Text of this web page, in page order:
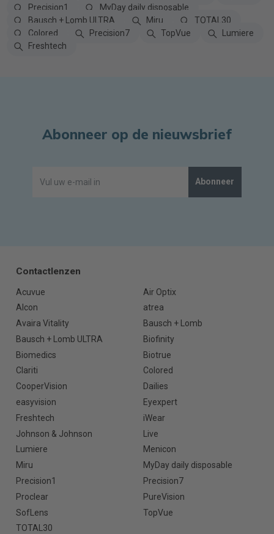
Precision1
MyDay daily disposable
Bausch + Lomb ULTRA
Miru
TOTAL30
Colored
Precision7 TopVue
Lumiere
Freshtech
Abonneer op de nieuwsbrief
Abonneer
Contactlenzen
Acuvue
Air Optix
Alcon
atrea
Avaira Vitality
Bausch + Lomb
Bausch + Lomb ULTRA
Biofinity
Biomedics
Biotrue
Clariti
Colored
CooperVision
Dailies
easyvision
Eyexpert
Freshtech
iWear
Johnson & Johnson
Live
Lumiere
Menicon
Miru
MyDay daily disposable
Precision1
Precision7
Proclear
PureVision
SofLens
TopVue
TOTAL30